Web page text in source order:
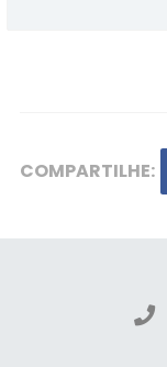
COMPARTILHE: